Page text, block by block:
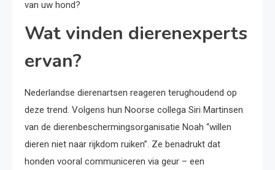
van uw hond?
Wat vinden dierenexperts
ervan?
Nederlandse dierenartsen reageren terughoudend op
deze trend. Volgens hun Noorse collega Siri Martinsen
van de dierenbeschermingsorganisatie Noah “willen
dieren niet naar rijkdom ruiken”. Ze benadrukt dat
honden vooral communiceren via geur – een